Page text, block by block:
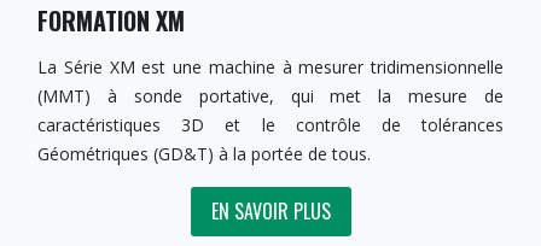
FORMATION XM
La Série XM est une machine à mesurer tridimensionnelle
(MMT) à sonde portative, qui met la mesure de
caractéristiques 3D et le contrôle de tolérances
Géométriques (GD&T) à la portée de tous. ​
EN SAVOIR PLUS